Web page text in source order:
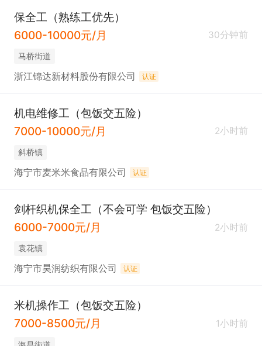
保全工（熟练工优先）
6000-10000元/月
30分钟前
马桥街道
浙江锦达新材料股份有限公司 认证
机电维修工（包饭交五险）
7000-10000元/月
2小时前
斜桥镇
海宁市麦米米食品有限公司 认证
剑杆织机保全工（不会可学 包饭交五险）
6000-7000元/月
2小时前
袁花镇
海宁市昊润纺织有限公司 认证
米机操作工（包饭交五险）
7000-8500元/月
1小时前